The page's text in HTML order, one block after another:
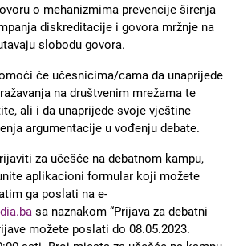
o mehanizmima prevencije širenja
diskreditacije i govora mržnje na
slobodu govora.
će učesnicima/cama da unaprijede
na društvenim mrežama te
ali i da unaprijede svoje vještine
argumentacije u vođenju debate.
za učešće na debatnom kampu,
aplikacioni formular koji možete
ga poslati na e-
sa naznakom “Prijava za debatni
možete poslati do 08.05.2023.